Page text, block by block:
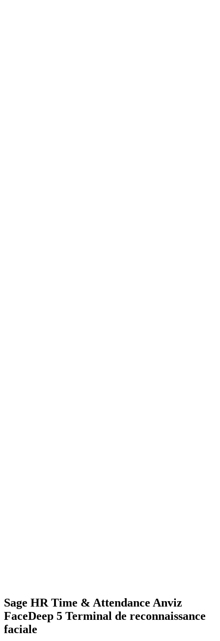
Sage HR Time & Attendance Anviz
FaceDeep 5 Terminal de reconnaissance
faciale